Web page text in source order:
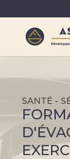
SANTÉ -